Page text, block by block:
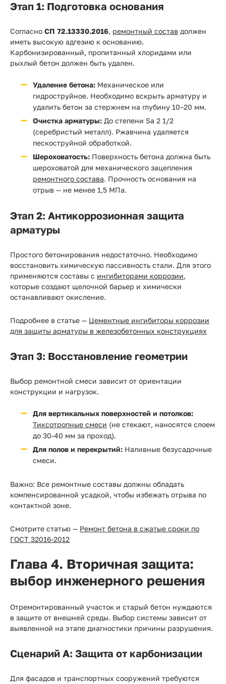
Этап 1: Подготовка основания
Согласно СП 72.13330.2016, ремонтный состав должен
иметь высокую адгезию к основанию.
Карбонизированный, пропитанный хлоридами или
рыхлый бетон должен быть удален.
Удаление бетона: Механическое или
гидроструйное. Необходимо вскрыть арматуру и
удалить бетон за стержнем на глубину 10–20 мм.
Очистка арматуры: До степени Sa 2 1/2
(серебристый металл). Ржавчина удаляется
пескоструйной обработкой.
Шероховатость: Поверхность бетона должна быть
шероховатой для механического зацепления
ремонтного состава. Прочность основания на
отрыв — не менее 1,5 МПа.
Этап 2: Антикоррозионная защита
арматуры
Простого бетонирования недостаточно. Необходимо
восстановить химическую пассивность стали. Для этого
применяются составы с ингибиторами коррозии,
которые создают щелочной барьер и химически
останавливают окисление.
Подробнее в статье — Цементные ингибиторы коррозии
для защиты арматуры в железобетонных конструкциях
Этап 3: Восстановление геометрии
Выбор ремонтной смеси зависит от ориентации
конструкции и нагрузок.
Для вертикальных поверхностей и потолков:
Тиксотропные смеси (не стекают, наносятся слоем
до 30-40 мм за проход).
Для полов и перекрытий: Наливные безусадочные
смеси.
Важно: Все ремонтные составы должны обладать
компенсированной усадкой, чтобы избежать отрыва по
контактной зоне.
Смотрите статью — Ремонт бетона в сжатые сроки по
ГОСТ 32016-2012
Глава 4. Вторичная защита:
выбор инженерного решения
Отремонтированный участок и старый бетон нуждаются
в защите от внешней среды. Выбор системы зависит от
выявленной на этапе диагностики причины разрушения.
Сценарий А: Защита от карбонизации
Для фасадов и транспортных сооружений требуются